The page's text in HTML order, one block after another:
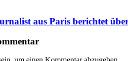
aus Paris berichtet